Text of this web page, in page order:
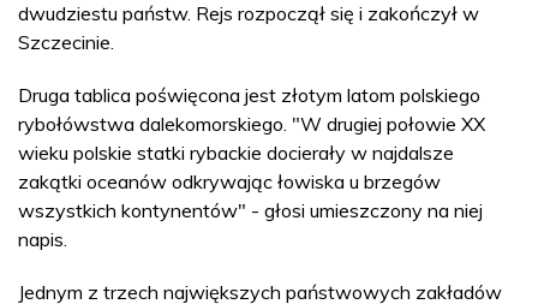
dwudziestu państw. Rejs rozpoczął się i zakończył w
Szczecinie.
Druga tablica poświęcona jest złotym latom polskiego
rybołówstwa dalekomorskiego. "W drugiej połowie XX
wieku polskie statki rybackie docierały w najdalsze
zakątki oceanów odkrywając łowiska u brzegów
wszystkich kontynentów" - głosi umieszczony na niej
napis.
Jednym z trzech największych państwowych zakładów